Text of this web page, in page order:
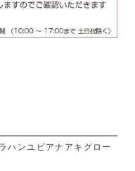
ハンユビアナアキグロー